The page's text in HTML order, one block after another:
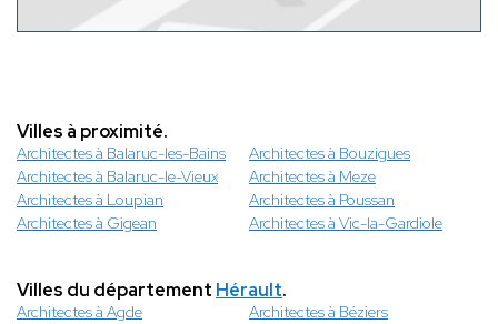
Villes à proximité.
Architectes à Balaruc-les-Bains
Architectes à Bouzigues
Architectes à Balaruc-le-Vieux
Architectes à Meze
Architectes à Loupian
Architectes à Poussan
Architectes à Gigean
Architectes à Vic-la-Gardiole
Villes du département Hérault.
Architectes à Agde
Architectes à Béziers